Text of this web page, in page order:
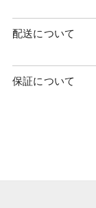
配送について
保証について